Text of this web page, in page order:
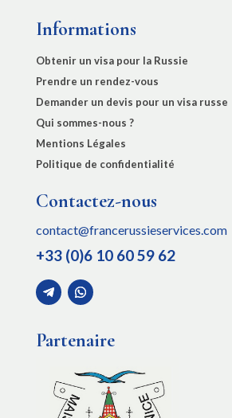
Informations
Obtenir un visa pour la Russie
Prendre un rendez-vous
Demander un devis pour un visa russe
Qui sommes-nous ?
Mentions Légales
Politique de confidentialité
Contactez-nous
contact@francerussieservices.com
+33 (0)6 10 60 59 62
Partenaire